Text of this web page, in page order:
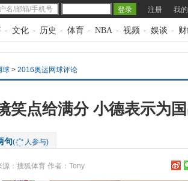
注册 我
- 文化 - 历史 - 体育 - NBA - 视频 - 娱谈 -
球 > 2016奥运网球评论
笑点给满分 小德表示为
句( 人参与)
源： 搜狐体育 作者：Tony